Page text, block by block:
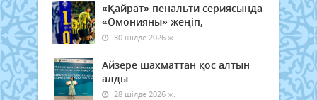
«Қайрат» пенальти сериясында
«Омонияны» жеңіп,
30 шілде 2026 ж.
Айзере шахматтан қос алтын
алды
28 шілде 2026 ж.